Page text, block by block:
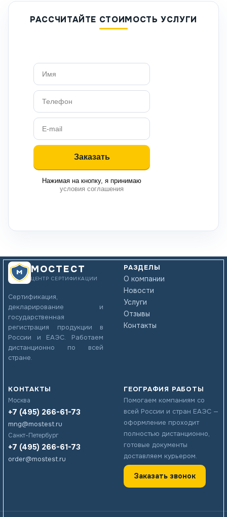
РАССЧИТАЙТЕ СТОИМОСТЬ УСЛУГИ
Нажимая на кнопку, я принимаю
условия соглашения
МОСТЕСТ
ЦЕНТР СЕРТИФИКАЦИИ
Сертификация,
декларирование и
государственная
регистрация продукции в
России и ЕАЭС. Работаем
дистанционно по всей
стране.
РАЗДЕЛЫ
О компании
Новости
Услуги
Отзывы
Контакты
КОНТАКТЫ
Москва
+7 (495) 266-61-73
mng@mostest.ru
Санкт-Петербург
+7 (495) 266-61-73
order@mostest.ru
ГЕОГРАФИЯ РАБОТЫ
Помогаем компаниям со
всей России и стран ЕАЭС —
оформление проходит
полностью дистанционно,
готовые документы
доставляем курьером.
Заказать звонок